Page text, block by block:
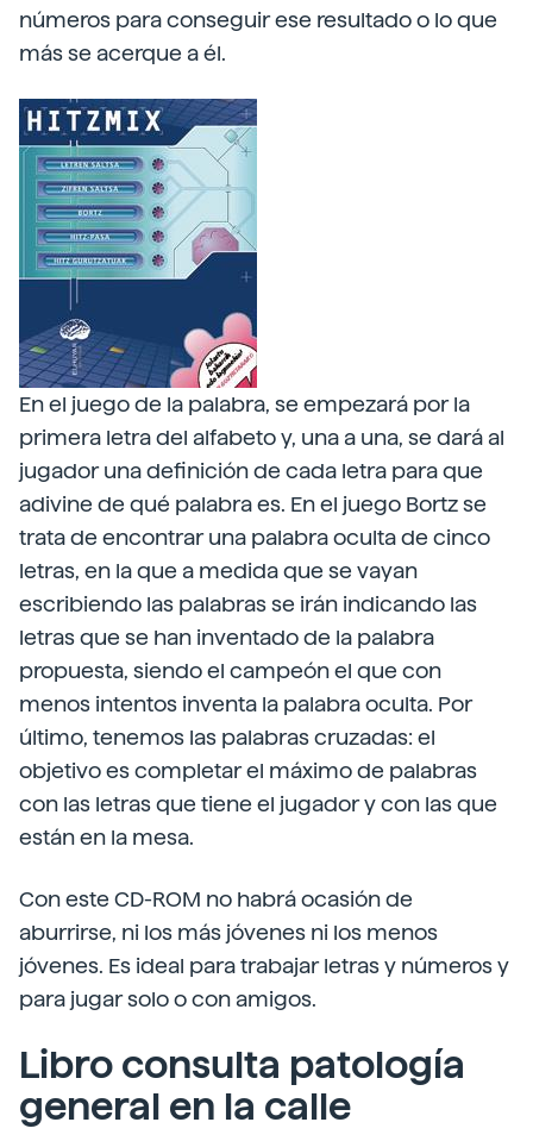
números para conseguir ese resultado o lo que
más se acerque a él.
En el juego de la palabra, se empezará por la
primera letra del alfabeto y, una a una, se dará al
jugador una definición de cada letra para que
adivine de qué palabra es. En el juego Bortz se
trata de encontrar una palabra oculta de cinco
letras, en la que a medida que se vayan
escribiendo las palabras se irán indicando las
letras que se han inventado de la palabra
propuesta, siendo el campeón el que con
menos intentos inventa la palabra oculta. Por
último, tenemos las palabras cruzadas: el
objetivo es completar el máximo de palabras
con las letras que tiene el jugador y con las que
están en la mesa.
Con este CD-ROM no habrá ocasión de
aburrirse, ni los más jóvenes ni los menos
jóvenes. Es ideal para trabajar letras y números y
para jugar solo o con amigos.
Libro consulta patología
general en la calle